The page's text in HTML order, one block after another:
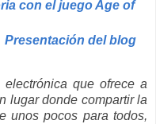
con el juego Age of
Presentación del blog
que ofrece a
lugar donde compartir la
unos pocos para todos,